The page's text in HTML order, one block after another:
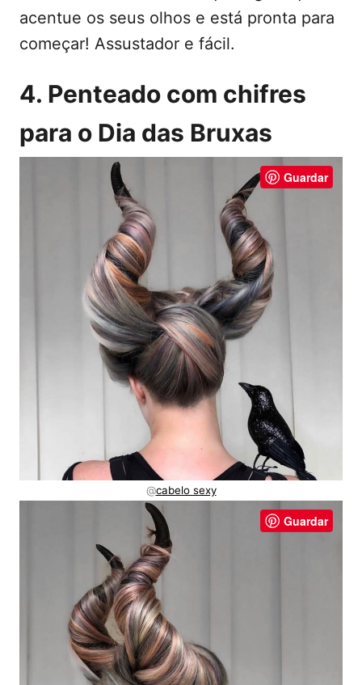
acentue os seus olhos e está pronta para
começar! Assustador e fácil.
4. Penteado com chifres
para o Dia das Bruxas
Guardar
@cabelo sexy
Guardar